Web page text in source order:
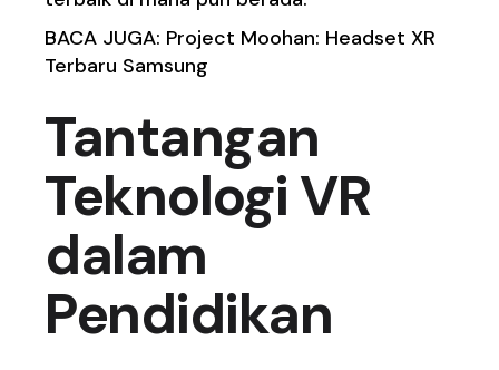
BACA JUGA: Project Moohan: Headset XR
Terbaru Samsung
Tantangan
Teknologi VR
dalam
Pendidikan